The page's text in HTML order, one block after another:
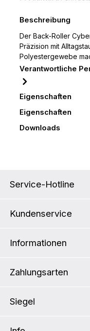
Beschreibung
Der Back-Roller
Präzision mit
Polyestergewebe
Verantwortliche
Eigenschaften
Eigenschaften
Downloads
Service-Hotline
Kundenservice
Informationen
Zahlungsarten
Siegel